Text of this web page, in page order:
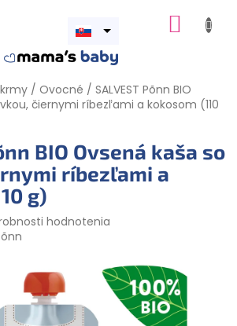
Otvoriť
/ Ovocné / SALVEST Põnn BIO
čiernymi ríbezľami a kokosom (110
BIO Ovsená kaša so
ríbezľami a
g)
hodnotenia